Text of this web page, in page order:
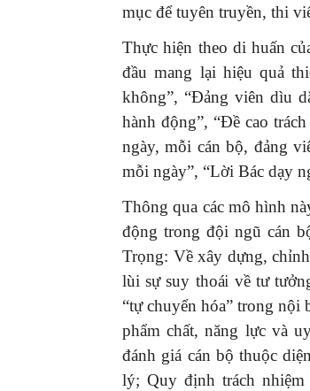
mục để tuyên truyền, thi
Thực hiện theo di huấn
đầu mang lại hiệu quả
không”, “Đảng viên dìu
hành động”, “Đề cao
ngày, mỗi cán bộ, đảng
mỗi ngày”, “Lời Bác dạy
Thông qua các mô hình
động trong đội ngũ cán
Trọng: Về xây dựng,
lùi sự suy thoái về tư
“tự chuyển hóa” trong nội
phẩm chất, năng lực và
đánh giá cán bộ thuộc
lý; Quy định trách